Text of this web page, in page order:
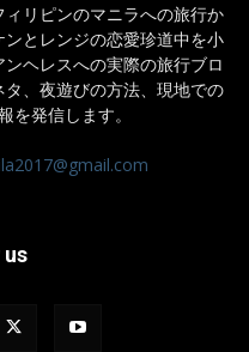
リピンのマニラへの旅行か
とレンジの恋愛珍道中を小
ヘレスへの実際の旅行ブロ
、夜遊びの方法、現地での
を発信します。
us